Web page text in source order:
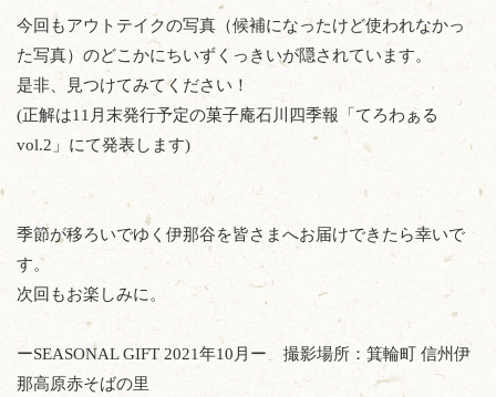
今回もアウトテイクの写真（候補になったけど使われなかっ
た写真）のどこかにちいずくっきいが隠されています。
是非、見つけてみてください！
(正解は11月末発行予定の菓子庵石川四季報「てろわぁる
vol.2」にて発表します)
季節が移ろいでゆく伊那谷を皆さまへお届けできたら幸いで
す。
次回もお楽しみに。
ーSEASONAL GIFT 2021年10月ー 撮影場所：箕輪町 信州伊
那高原赤そばの里